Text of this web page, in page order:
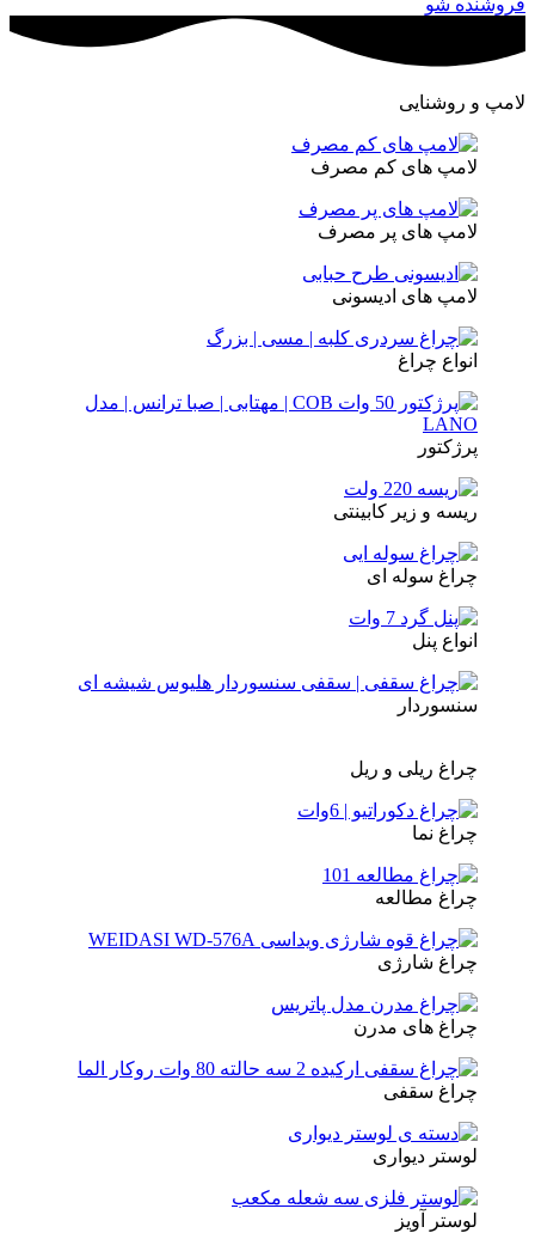
فروشنده شو
لامپ و روشنایی
لامپ های کم مصرف
لامپ های پر مصرف
لامپ های ادیسونی
انواع چراغ
پرژکتور
ریسه و زیر کابینتی
چراغ سوله ای
انواع پنل
سنسوردار
چراغ ریلی و ریل
چراغ نما
چراغ مطالعه
چراغ شارژی
چراغ های مدرن
چراغ سقفی
لوستر دیواری
لوستر آویز